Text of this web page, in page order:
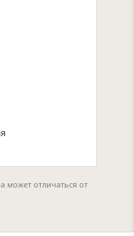
может отличаться от